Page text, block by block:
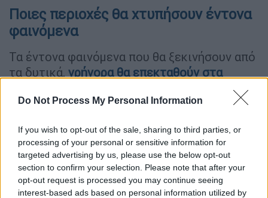
Do Not Process My Personal Information
If you wish to opt-out of the sale, sharing to third parties, or
processing of your personal or sensitive information for
targeted advertising by us, please use the below opt-out
section to confirm your selection. Please note that after your
opt-out request is processed you may continue seeing
interest-based ads based on personal information utilized by
Ποιες περιοχές θα χτυπήσουν έντονα
φαινόμενα
Τα έντονα φαινόμενα που θα ξεκινήσουν από
τα δυτικά, γρήγορα θα επεκταθούν στα
Κυκλάδες και την Κρήτη και βαθμιαία στα
Δωδεκάνησα. Τα φαινόμενα θα συνοδεύονται
από ενισχυμένους νοτιοανατολικούς
ανέμους εντάσεως 7 και τοπικά στο Ιόνιο 8
μποφόρ και πιθανώς απόχαλαζοπτώσεις